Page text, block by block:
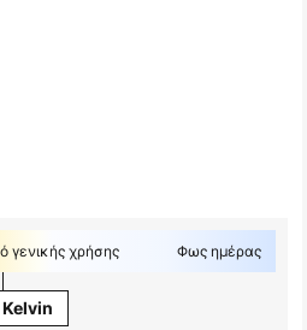
γενικής χρήσης Φως ημέρας